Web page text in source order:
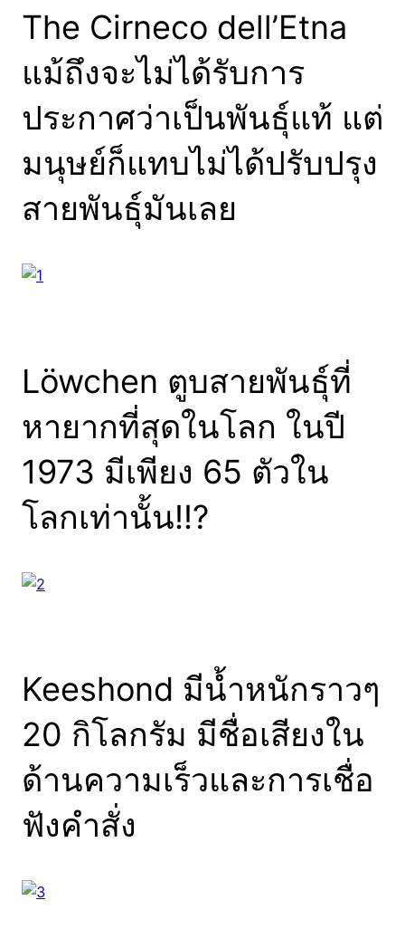
The Cirneco dell’Etna
แม้ถึงจะไม่ได้รับการ
ประกาศว่าเป็นพันธุ์แท้ แต่
มนุษย์ก็แทบไม่ได้ปรับปรุง
สายพันธุ์มันเลย
Löwchen ตูบสายพันธุ์ที่
หายากที่สุดในโลก ในปี
1973 มีเพียง 65 ตัวใน
โลกเท่านั้น!!?
Keeshond มีน้ำหนักราวๆ
20 กิโลกรัม มีชื่อเสียงใน
ด้านความเร็วและการเชื่อ
ฟังคำสั่ง